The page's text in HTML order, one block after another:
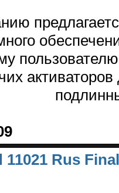
11021 Rus Final